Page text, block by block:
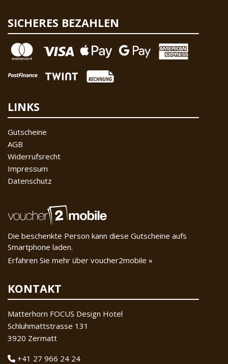
SICHERES BEZAHLEN
LINKS
Gutscheine
AGB
Widerrufsrecht
Impressum
Datenschutz
Die beschenkte Person kann diese Gutscheine aufs
Smartphone laden.
Erfahren Sie mehr über voucher2mobile »
KONTAKT
Matterhorn FOCUS Design Hotel
Schluhmattstrasse 131
3920 Zermatt
+41 27 966 24 24